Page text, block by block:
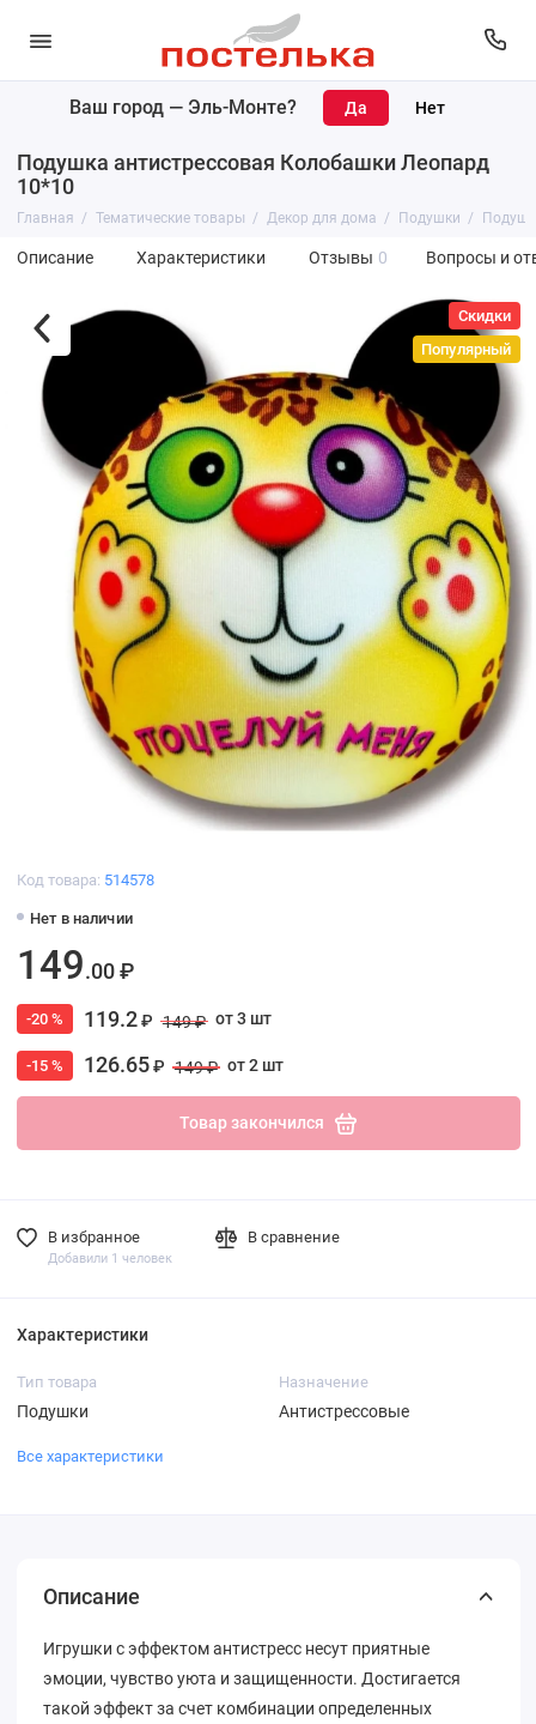
Ваш город — Эль-Монте?
Подушка антистрессовая Колобашки Леопард
10*10
Главная Тематические товары Декор для дома Подушки
Описание Характеристики Отзывы 0 Вопросы и
Скидки
Популярный
Код товара: 514578
Нет в наличии
149.00 ₽
-20 % 119.2₽ 149 ₽ от 3 шт
-15 % 126.65₽ 149 ₽ от 2 шт
Товар закончился
В избранное
Добавили 1 человек
В сравнение
Характеристики
Тип товара
Подушки
Назначение
Антистрессовые
Все характеристики
Описание
Игрушки с эффектом антистресс несут приятные
эмоции, чувство уюта и защищенности. Достигается
такой эффект за счет комбинации определенных